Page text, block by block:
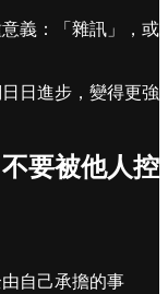
義：「雜訊」，或
日進步，變得更強
要被他人控
自己承擔的事